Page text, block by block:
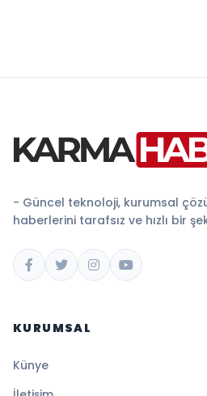
- Güncel teknoloji, kurumsal
haberlerini tarafsız ve hızlı bir
KURUMSAL
Künye